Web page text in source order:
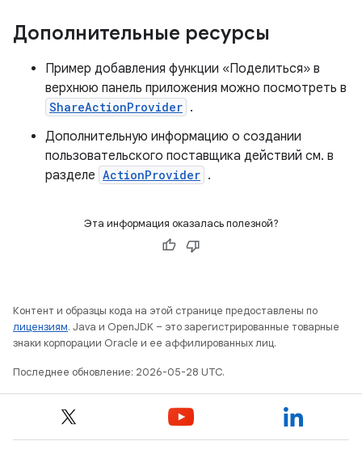
Дополнительные ресурсы
Пример добавления функции «Поделиться» в
верхнюю панель приложения можно посмотреть в
ShareActionProvider .
Дополнительную информацию о создании
пользовательского поставщика действий см. в
разделе ActionProvider .
Эта информация оказалась полезной?
Контент и образцы кода на этой странице предоставлены по
лицензиям. Java и OpenJDK – это зарегистрированные товарные
знаки корпорации Oracle и ее аффилированных лиц.
Последнее обновление: 2026-05-28 UTC.